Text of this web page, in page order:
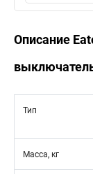
Описание
Тип
Масса, кг